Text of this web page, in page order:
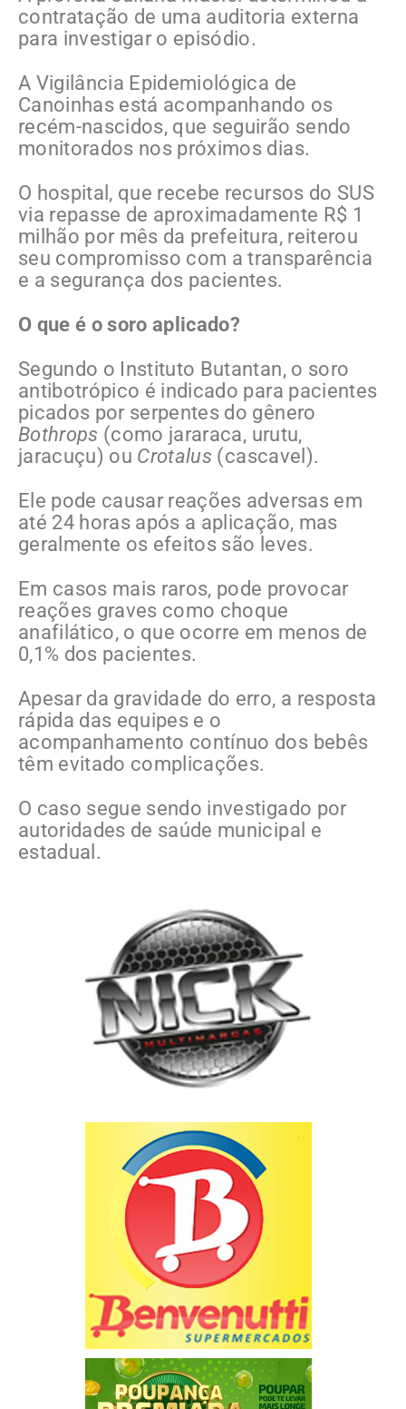
contratação de uma auditoria externa
para investigar o episódio.
A Vigilância Epidemiológica de
Canoinhas está acompanhando os
recém-nascidos, que seguirão sendo
monitorados nos próximos dias.
O hospital, que recebe recursos do SUS
via repasse de aproximadamente R$ 1
milhão por mês da prefeitura, reiterou
seu compromisso com a transparência
e a segurança dos pacientes.
O que é o soro aplicado?
Segundo o Instituto Butantan, o soro
antibotrópico é indicado para pacientes
picados por serpentes do gênero
Bothrops (como jararaca, urutu,
jaracuçu) ou Crotalus (cascavel).
Ele pode causar reações adversas em
até 24 horas após a aplicação, mas
geralmente os efeitos são leves.
Em casos mais raros, pode provocar
reações graves como choque
anafilático, o que ocorre em menos de
0,1% dos pacientes.
Apesar da gravidade do erro, a resposta
rápida das equipes e o
acompanhamento contínuo dos bebês
têm evitado complicações.
O caso segue sendo investigado por
autoridades de saúde municipal e
estadual.